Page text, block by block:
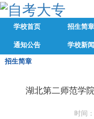
学校首页 招生简章
通知公告 学校新闻
招生简章
湖北第二师范学
时间